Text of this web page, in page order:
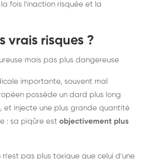
fois l'inaction risquée et la
vrais risques ?
mais pas plus dangereuse
importante, souvent mal
possède un dard plus long
et injecte une plus grande quantité
: sa piqûre est objectivement plus
n'est pas plus toxique que celui d'une